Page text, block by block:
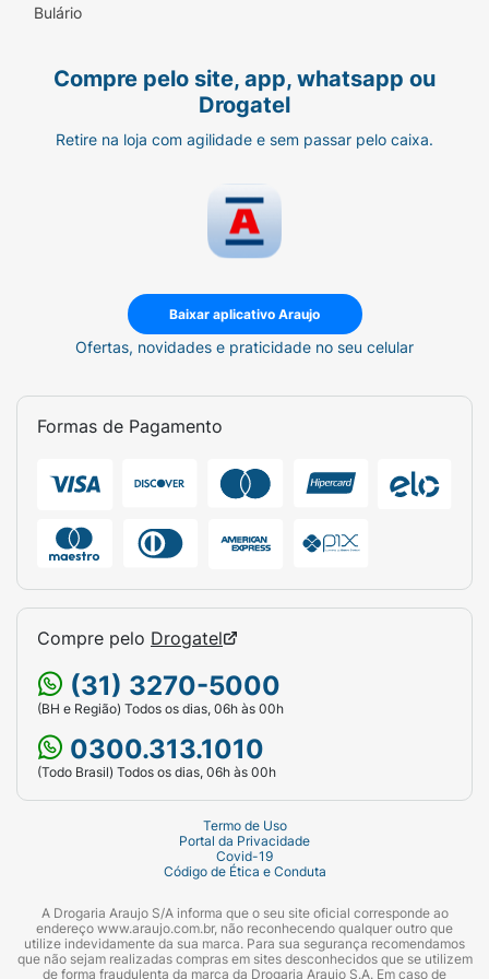
Bulário
Compre pelo site, app, whatsapp ou
Drogatel
Retire na loja com agilidade e sem passar pelo caixa.
Baixar aplicativo Araujo
Ofertas, novidades e praticidade no seu celular
Formas de Pagamento
Compre pelo Drogatel
(31) 3270-5000
(BH e Região) Todos os dias, 06h às 00h
0300.313.1010
(Todo Brasil) Todos os dias, 06h às 00h
Termo de Uso
Portal da Privacidade
Covid-19
Código de Ética e Conduta
A Drogaria Araujo S/A informa que o seu site oficial corresponde ao
endereço www.araujo.com.br, não reconhecendo qualquer outro que
utilize indevidamente da sua marca. Para sua segurança recomendamos
que não sejam realizadas compras em sites desconhecidos que se utilizem
de forma fraudulenta da marca da Drogaria Araujo S.A. Em caso de